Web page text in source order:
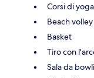
Corsi di yoga
Beach volley
Basket
Tiro con
Sala da